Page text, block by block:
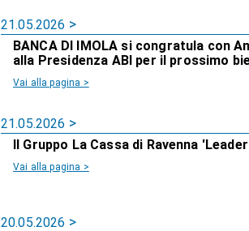
21.05.2026
BANCA DI IMOLA si congratula con
alla Presidenza ABI per il prossimo
Vai alla pagina >
21.05.2026
Il Gruppo La Cassa di Ravenna
Vai alla pagina >
20.05.2026